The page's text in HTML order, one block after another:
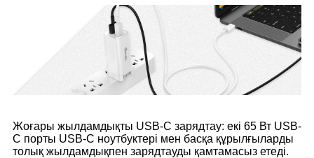
Жоғары жылдамдықты USB-C зарядтау: екі 65 Вт USB-
C порты USB-C ноутбуктері мен басқа құрылғыларды
толық жылдамдықпен зарядтауды қамтамасыз етеді.